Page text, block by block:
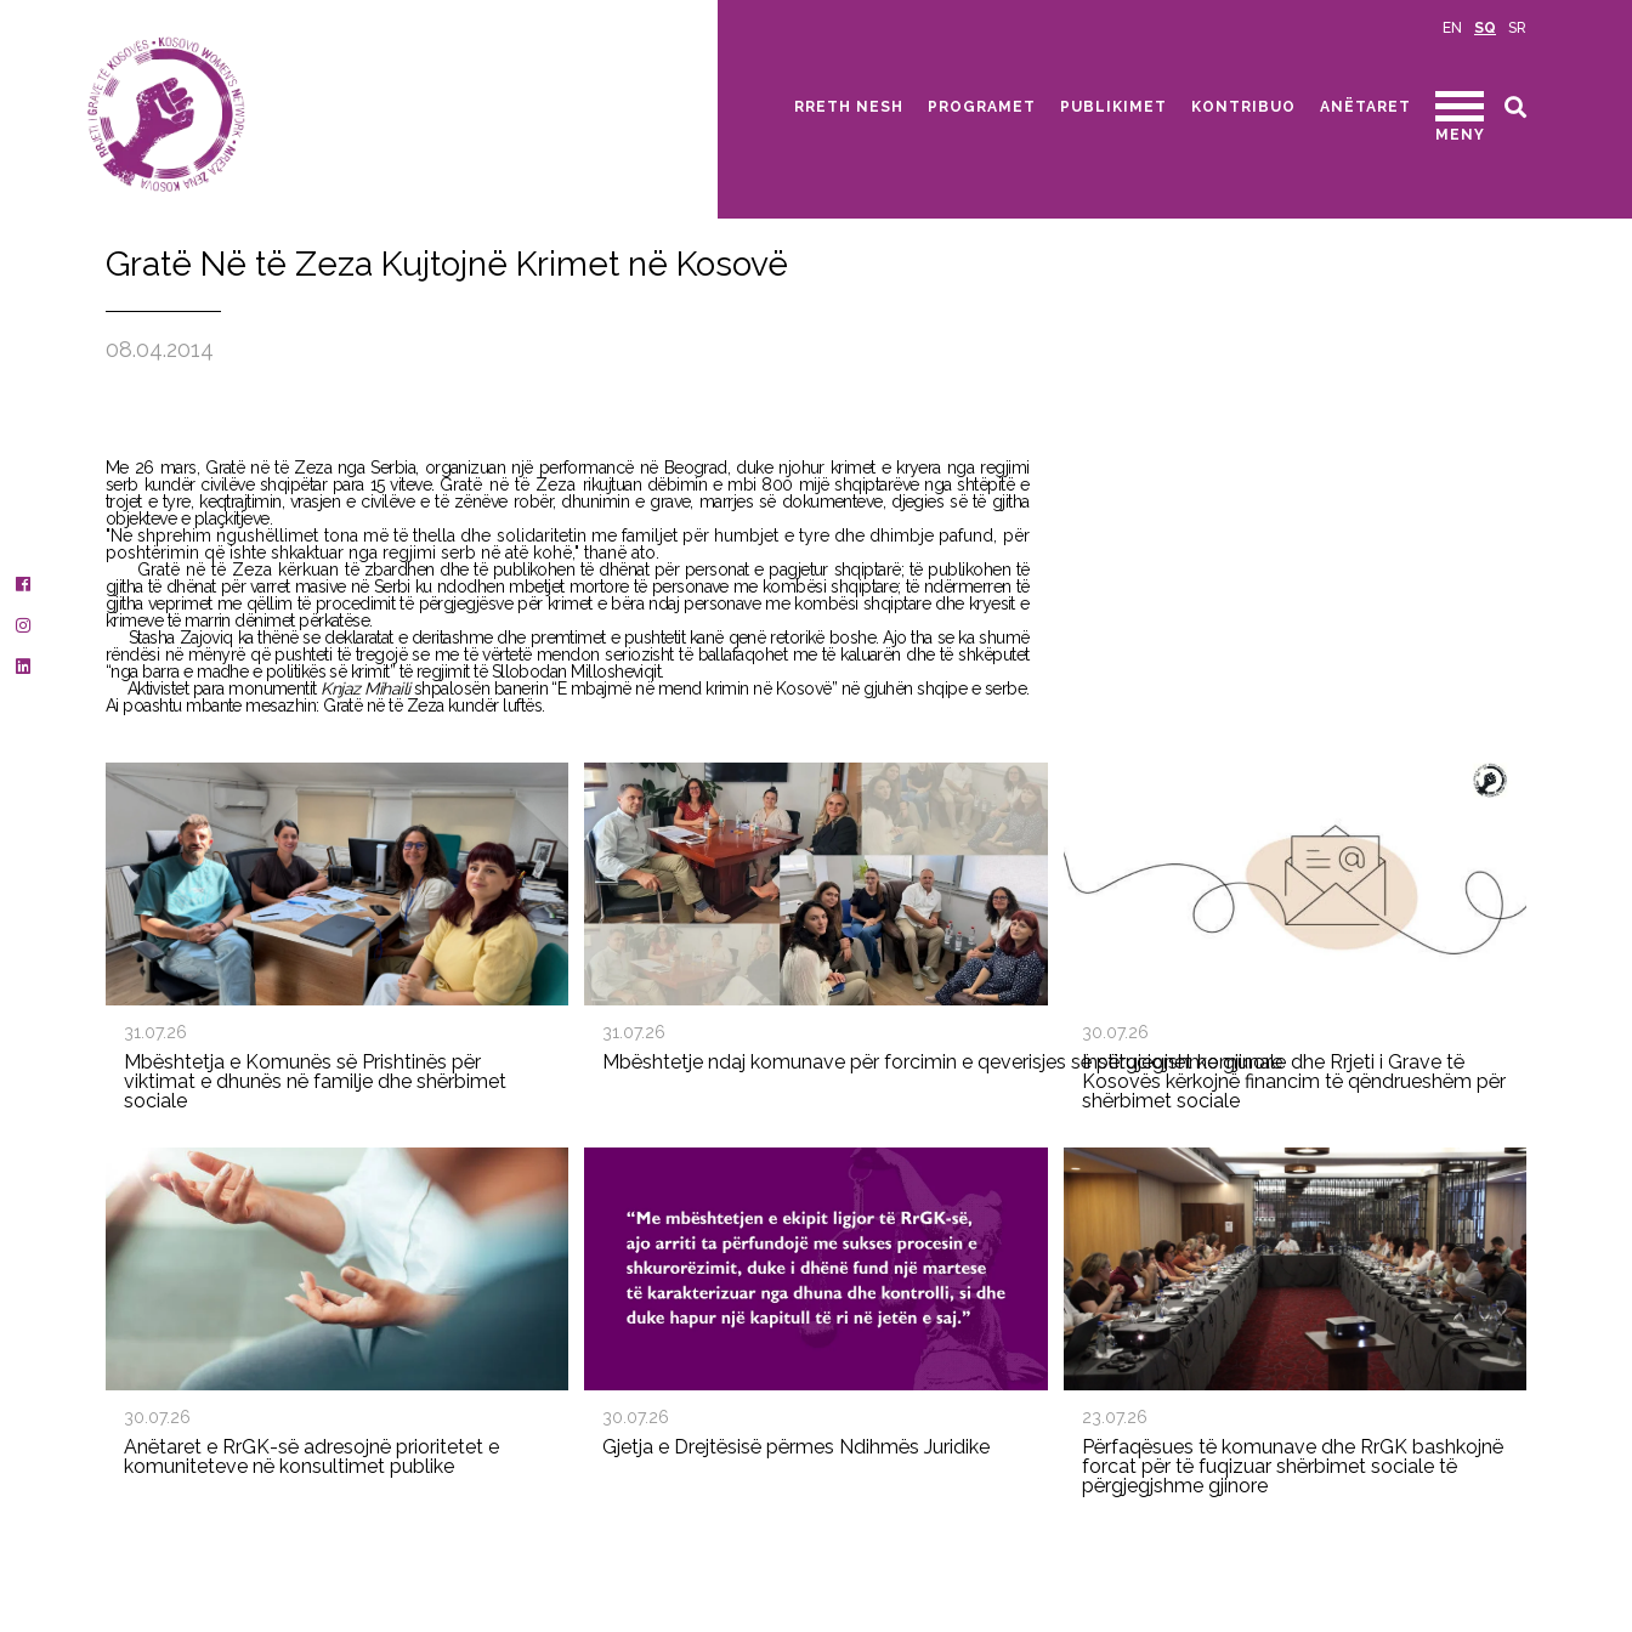
EN SQ SR
RRETH NESH PROGRAMET PUBLIKIMET KONTRIBUO
ANËTARET
MENY
Gratë Në të Zeza Kujtojnë Krimet në Kosovë
08.04.2014
Me 26 mars, Gratë në të Zeza nga Serbia, organizuan një performancë në Beograd, duke njohur krimet e kryera nga regjimi
serb kundër civilëve shqipëtar para 15 viteve. Gratë në të Zeza rikujtuan dëbimin e mbi 800 mijë shqiptarëve nga shtëpitë e
trojet e tyre, keqtrajtimin, vrasjen e civilëve e të zënëve robër, dhunimin e grave, marrjes së dokumenteve, djegies së të gjitha
objekteve e plaçkitjeve.
"Ne shprehim ngushëllimet tona më të thella dhe solidaritetin me familjet për humbjet e tyre dhe dhimbje pafund, për
poshtërimin që ishte shkaktuar nga regjimi serb në atë kohë," thanë ato.
Gratë në të Zeza kërkuantë zbardhen dhe të publikohen të dhënat për personat e pagjetur shqiptarë; të publikohen të
gjitha të dhënat për varret masive në Serbi ku ndodhen mbetjet mortore të personave me kombësi shqiptare; të ndërmerren të
gjitha veprimet me qëllim të procedimit të përgjegjësve për krimet e bëra ndaj personave me kombësi shqiptare dhe kryesit e
krimeve të marrin dënimet përkatëse.
Stasha Zajoviq ka thënë se deklaratat e deritashme dhe premtimet e pushtetit kanë qenë retorikë boshe. Ajo tha se ka shumë
rëndësi në mënyrë që pushteti të tregojë se me të vërtetë mendon seriozisht të ballafaqohet me të kaluarën dhe të shkëputet
“nga barra e madhe e politikës së krimit” të regjimit të Sllobodan Millosheviqit.
Aktivistet para monumentit Knjaz Mihailishpalosën banerin “E mbajmë në mend krimin në Kosovë” në gjuhën shqipe e serbe.
Ai poashtu mbante mesazhin: Gratë në të Zeza kundër luftës.
31.07.26
Mbështetja e Komunës së Prishtinës për
viktimat e dhunës në familje dhe shërbimet
sociale
31.07.26
Mbështetje ndaj komunave për forcimin e qeverisjes së përgjegjshme gjinore
30.07.26
Institucionet komunale dhe Rrjeti i Grave të
Kosovës kërkojnë financim të qëndrueshëm për
shërbimet sociale
30.07.26
Anëtaret e RrGK-së adresojnë prioritetet e
komuniteteve në konsultimet publike
30.07.26
Gjetja e Drejtësisë përmes Ndihmës Juridike
23.07.26
Përfaqësues të komunave dhe RrGK bashkojnë
forcat për të fuqizuar shërbimet sociale të
përgjegjshme gjinore